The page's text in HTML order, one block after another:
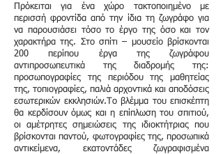
Πρόκειται για ένα χώρο τακτοποιημένο με
περισσή φροντίδα από την ίδια τη ζωγράφο για
να παρουσιάσει τόσο το έργο της όσο και τον
χαρακτήρα της. Στο σπίτι – μουσείο βρίσκονται
200 περίπου έργα της ζωγράφου
αντιπροσωπευτικά της διαδρομής της:
προσωπογραφίες της περιόδου της μαθητείας
της, τοπιογραφίες, παλιά αρχοντικά και αποδόσεις
εσωτερικών εκκλησιών.Το βλέμμα του επισκέπτη
θα κερδίσουν όμως και η επίπλωση του σπιτιού,
οι αμέτρητες σημειώσεις της ιδιοκτήτριας που
βρίσκονται παντού, φωτογραφίες της, προσωπικά
αντικείμενα, εκατοντάδες ζωγραφισμένα